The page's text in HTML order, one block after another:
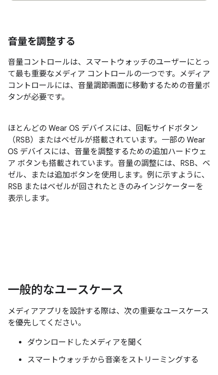
音量を調整する
音量コントロールは、スマートウォッチのユーザーにとっ
て最も重要なメディア コントロールの一つです。メディア
コントロールには、音量調節画面に移動するための音量ボ
タンが必要です。
ほとんどの Wear OS デバイスには、回転サイドボタン
（RSB）またはベゼルが搭載されています。一部の Wear
OS デバイスには、音量を調整するための追加ハードウェ
ア ボタンも搭載されています。音量の調整には、RSB、ベ
ゼル、または追加ボタンを使用します。例に示すように、
RSB またはベゼルが回されたときのみインジケーターを
表示します。
一般的なユースケース
メディアアプリを設計する際は、次の重要なユースケース
を優先してください。
ダウンロードしたメディアを聞く
スマートウォッチから音楽をストリーミングする